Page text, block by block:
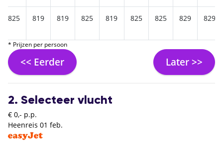
825 819 819 825 819 825 825 829 829
* Prijzen per persoon
<< Eerder Later >>
2. Selecteer vlucht
€ 0,- p.p.
Heenreis 01 feb.